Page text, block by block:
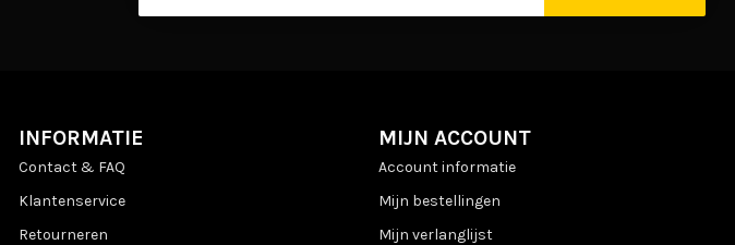
INFORMATIE
Contact & FAQ
Klantenservice
Retourneren
MIJN ACCOUNT
Account informatie
Mijn bestellingen
Mijn verlanglijst